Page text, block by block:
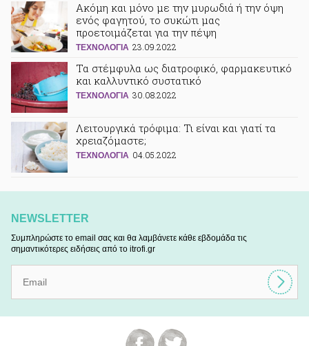
Ακόμη και μόνο με την μυρωδιά ή την όψη
ενός φαγητού, το συκώτι μας
προετοιμάζεται για την πέψη
ΤΕΧΝΟΛΟΓΙΑ 23.09.2022
Τα στέμφυλα ως διατροφικό, φαρμακευτικό
και καλλυντικό συστατικό
ΤΕΧΝΟΛΟΓΙΑ 30.08.2022
Λειτουργικά τρόφιμα: Τι είναι και γιατί τα
χρειαζόμαστε;
ΤΕΧΝΟΛΟΓΙΑ 04.05.2022
NEWSLETTER
Συμπληρώστε το email σας και θα λαμβάνετε κάθε εβδομάδα τις
σημαντικότερες ειδήσεις από το itrofi.gr